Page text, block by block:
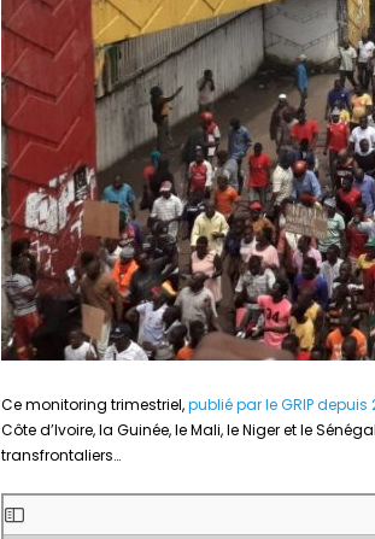
Ce monitoring trimestriel,publié par le GRIP depuis
Côte d’Ivoire, la Guinée, le Mali, le Niger et le
transfrontaliers…
Aller
au